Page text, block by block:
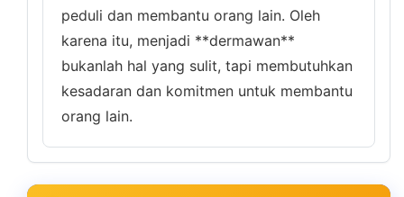
peduli dan membantu orang lain. Oleh
karena itu, menjadi **dermawan**
bukanlah hal yang sulit, tapi membutuhkan
kesadaran dan komitmen untuk membantu
orang lain.